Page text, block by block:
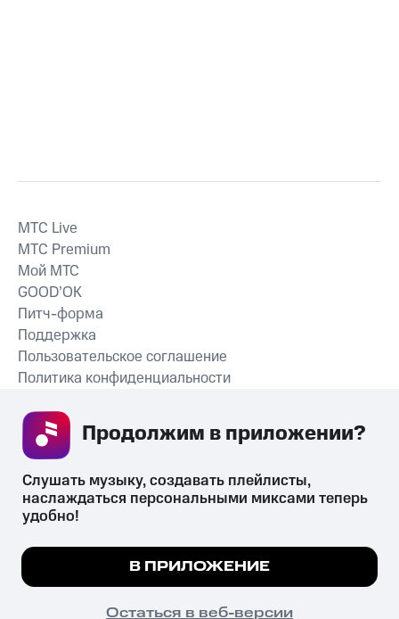
СКАЧАТЬ ПРИЛОЖЕНИЕ
MTС Live
MTС Premium
Мой МТС
GOOD’OK
Питч-форма
Поддержка
Пользовательское соглашение
Политика конфиденциальности
психотропных веществ, их аналогов причиняет вред здоровью,
их незаконный оборот запрещён и влечёт установленную
законодательством ответственность.
© 2026 ООО «КИОН».
Мы используем куки, чтобы на сайте все
Подробнее
ПОНЯТНО
Слушать музыку, создавать плейлисты,
наслаждаться персональными миксами теперь
удобно!
В ПРИЛОЖЕНИЕ
Остаться в веб-версии